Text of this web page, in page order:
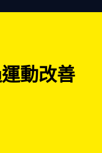
動改善